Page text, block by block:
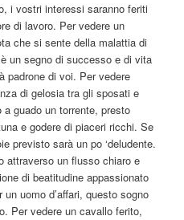
i vostri interessi saranno feriti
di lavoro. Per vedere un
che si sente della malattia di
un segno di successo e di vita
padrone di voi. Per vedere
di gelosia tra gli sposati e
guado un torrente, presto
e godere di piaceri ricchi. Se
previsto sarà un po ‘deludente.
attraverso un flusso chiaro e
di beatitudine appassionato
uomo d’affari, questo sogno
Per vedere un cavallo ferito,